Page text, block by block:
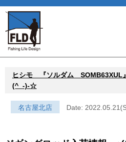
ヒシモ 『ソルダム
(^_-)-☆
名古屋北店 Date: